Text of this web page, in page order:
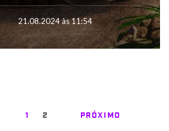
21.08.2024 às 11:54
1 2 PRÓXIMO